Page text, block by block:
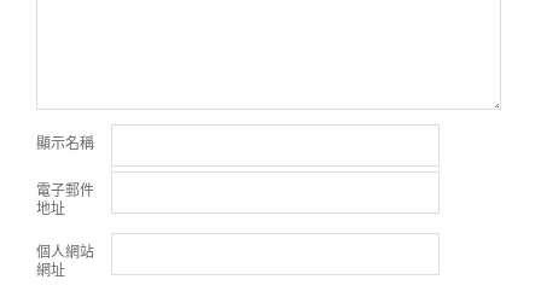
顯示名稱
電子郵件
地址
個人網站
網址